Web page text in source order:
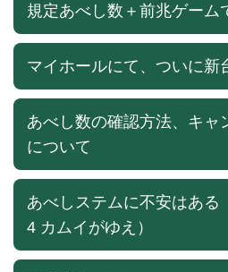
規定あべし数＋前兆ゲーム
マイホールにて、ついに新
あべし数の確認方法、キャ
について
あべしステムに不安はある
4 カムイがゆえ）